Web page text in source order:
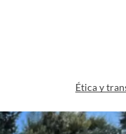
Ética y